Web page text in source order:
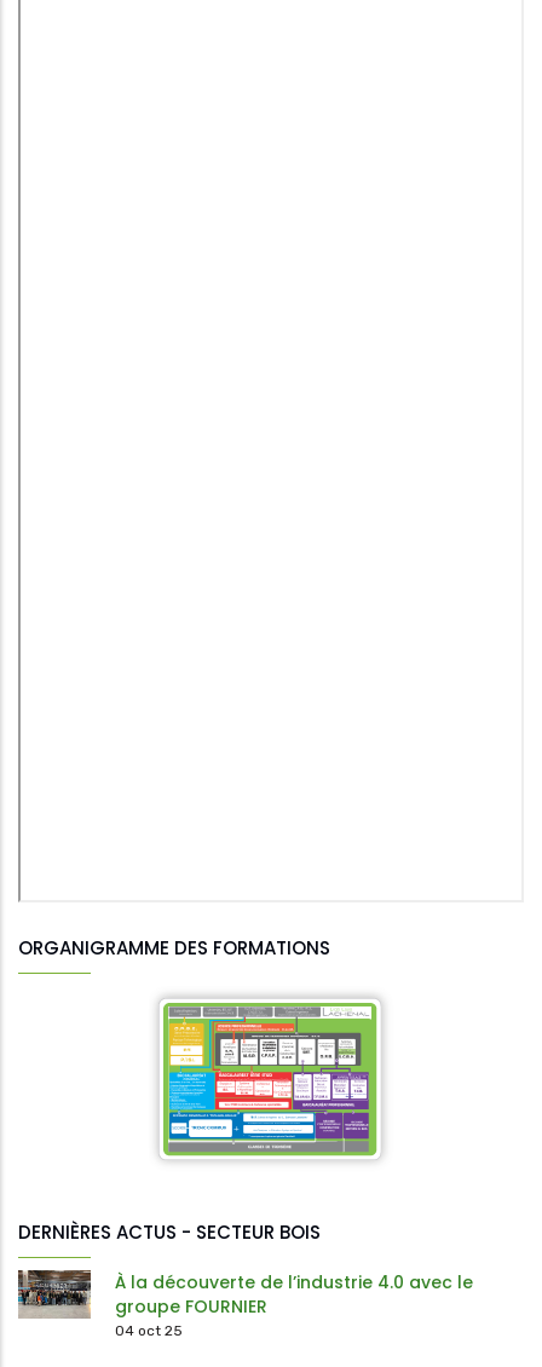
ORGANIGRAMME DES FORMATIONS
DERNIÈRES ACTUS - SECTEUR BOIS
À la découverte de l’industrie 4.0 avec le
groupe FOURNIER
04 oct 25